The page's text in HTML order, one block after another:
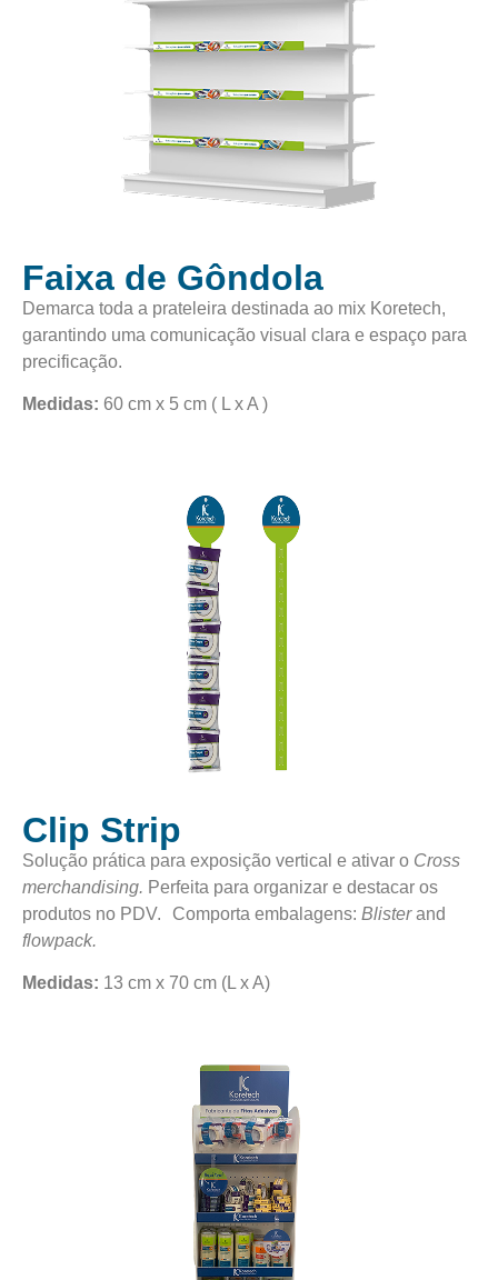
Faixa de Gôndola
Demarca toda a prateleira destinada ao mix Koretech,
garantindo uma comunicação visual clara e espaço para
precificação.
Medidas: 60 cm x 5 cm ( L x A )
Clip Strip
Solução prática para exposição vertical e ativar o Cross
merchandising. Perfeita para organizar e destacar os
produtos no PDV. Comporta embalagens: Blisterand
flowpack.
Medidas: 13 cm x 70 cm (L x A)